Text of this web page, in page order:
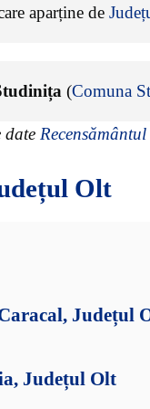
aparține de
(Comuna
date
Olt
Județul
Județul Olt